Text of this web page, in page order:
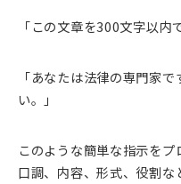
「この文章を300文字以内
「あなたは法律の専門家
い。」
このような簡単な指示を
口調、内容、形式、役割